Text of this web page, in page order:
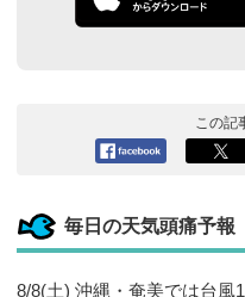
この記
毎日の天気頭痛予
8/8(土) 沖縄・奄美では台